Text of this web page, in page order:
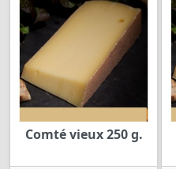
Comté vieux 250 g.